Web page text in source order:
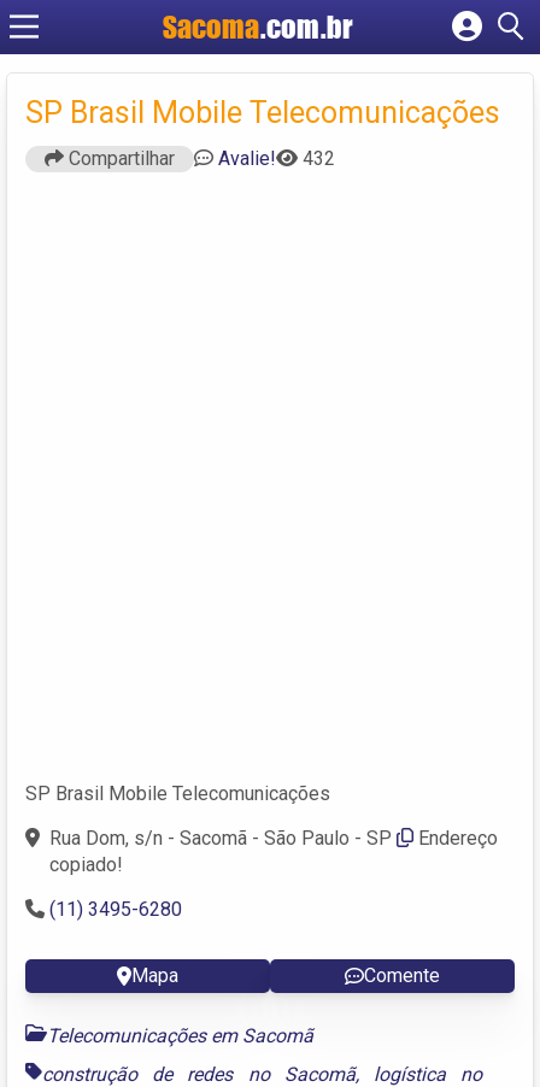
Sacoma.com.br
Cadastrar empresa
Criar conta
SP Brasil Mobile Telecomunicações
Compartilhar Avalie! 432
SP Brasil Mobile Telecomunicações
Rua Dom, s/n - Sacomã - São Paulo - SP
Endereço
copiado!
(11) 3495-6280
Mapa Comente
Telecomunicações em Sacomã
construção de redes no Sacomã, logística no